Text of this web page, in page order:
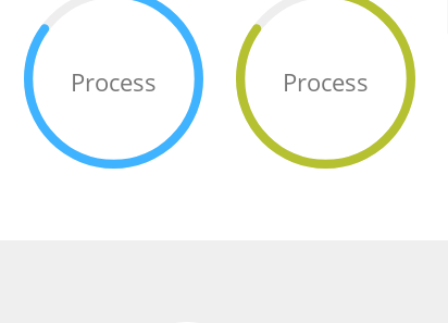
Process Process